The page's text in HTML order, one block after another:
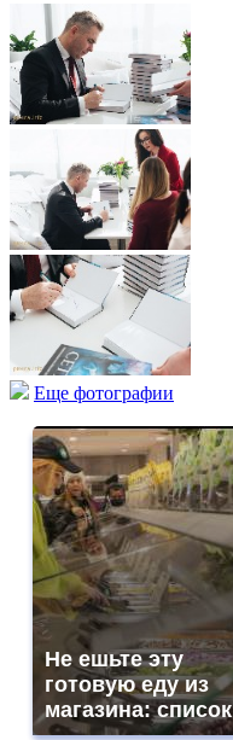
Еще фотографии
Не ешьте эту
готовую еду из
магазина: список